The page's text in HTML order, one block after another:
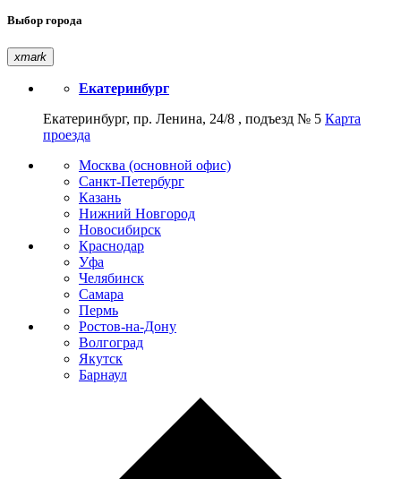
Выбор города
xmark
Екатеринбург
Екатеринбург, пр. Ленина, 24/8 , подъезд № 5 Карта
проезда
Москва (основной офис)
Санкт-Петербург
Казань
Нижний Новгород
Новосибирск
Краснодар
Уфа
Челябинск
Самара
Пермь
Ростов-на-Дону
Волгоград
Якутск
Барнаул